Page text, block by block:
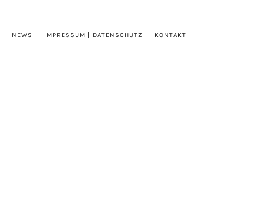
NEWS IMPRESSUM | DATENSCHUTZ KONTAKT